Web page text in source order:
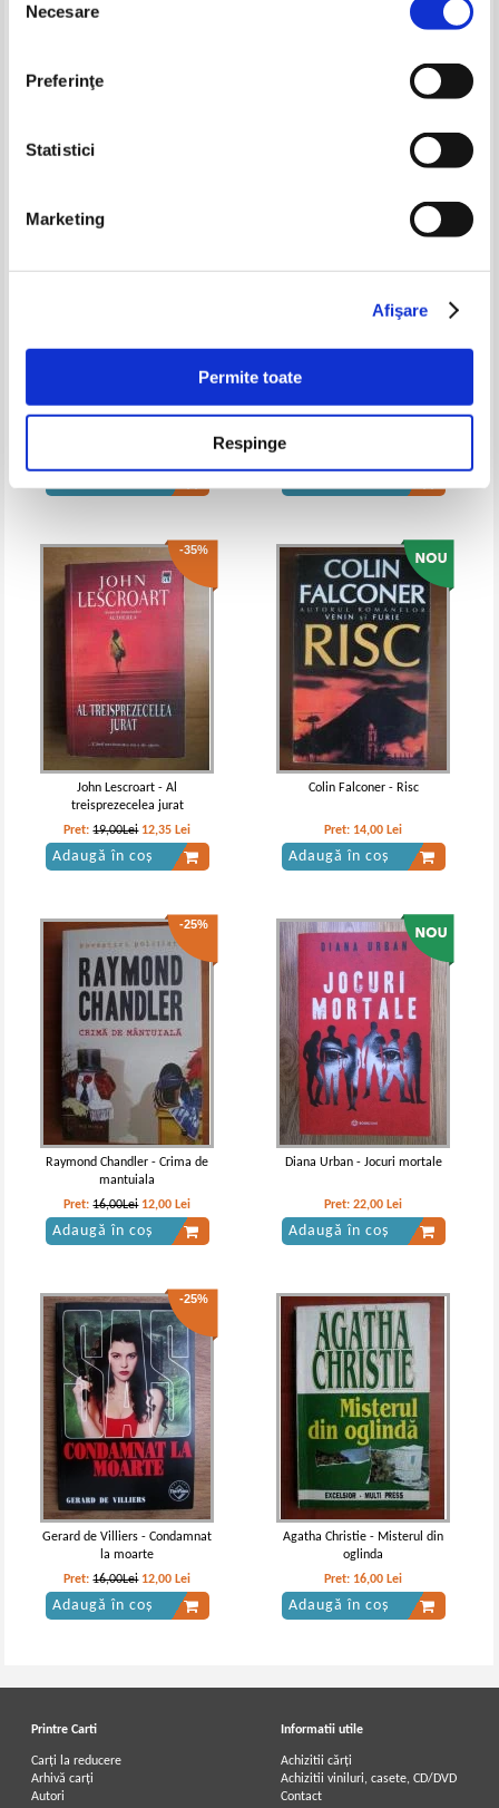
consimțământului
Necesare
Preferinţe
Statistici
Marketing
Afişare
Permite toate
Respinge
inmormantare
Agatha Christie - Dupa
inmormantare
Pret:15,00Lei Lei
Pierre Clostermann - Marele circ
Pittacus Lore - Puterea celor
-35%
John Lescroart - Al
treisprezecelea jurat
Pret:19,00Lei 12,35 Lei
Adaugă în coș
Colin Falconer - Risc
Pret: 14,00 Lei
Adaugă în coș
-25%
Raymond Chandler - Crima de
mantuiala
Pret:16,00Lei 12,00 Lei
Adaugă în coș
Diana Urban - Jocuri mortale
Pret:22,00 Lei
Adaugă în coș
-25%
Gerard de Villiers - Condamnat
la moarte
Pret:16,00Lei 12,00 Lei
Adaugă în coș
Agatha Christie - Misterul din
oglinda
Pret: 16,00 Lei
Adaugă în coș
Printre Carti
Carți la reducere
Arhivă carți
Autori
Informatii utile
Achizitii cărți
Achizitii viniluri, casete, CD/DVD
Contact